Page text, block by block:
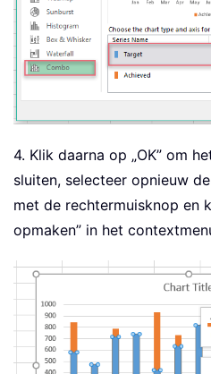
4. Klik daarna op „OK” om
sluiten, selecteer opnieuw
met de rechtermuisknop en
opmaken” in het